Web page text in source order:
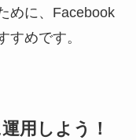
めに、Facebook
すめです。
用しよう！